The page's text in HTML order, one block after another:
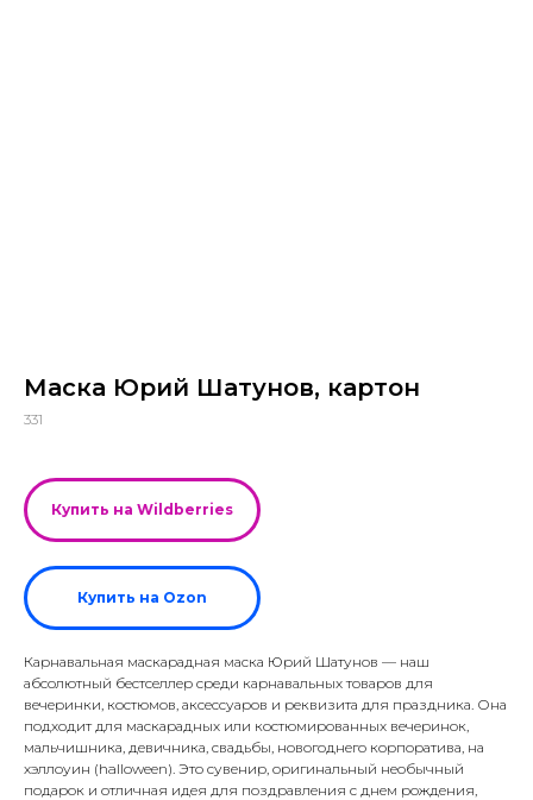
Маска Юрий Шатунов, картон
331
Купить на Wildberries
Купить на Ozon
Карнавальная маскарадная маска Юрий Шатунов — наш
абсолютный бестселлер среди карнавальных товаров для
вечеринки, костюмов, аксессуаров и реквизита для праздника. Она
подходит для маскарадных или костюмированных вечеринок,
мальчишника, девичника, свадьбы, новогоднего корпоратива, на
хэллоуин (halloween). Это сувенир, оригинальный необычный
подарок и отличная идея для поздравления с днем рождения,